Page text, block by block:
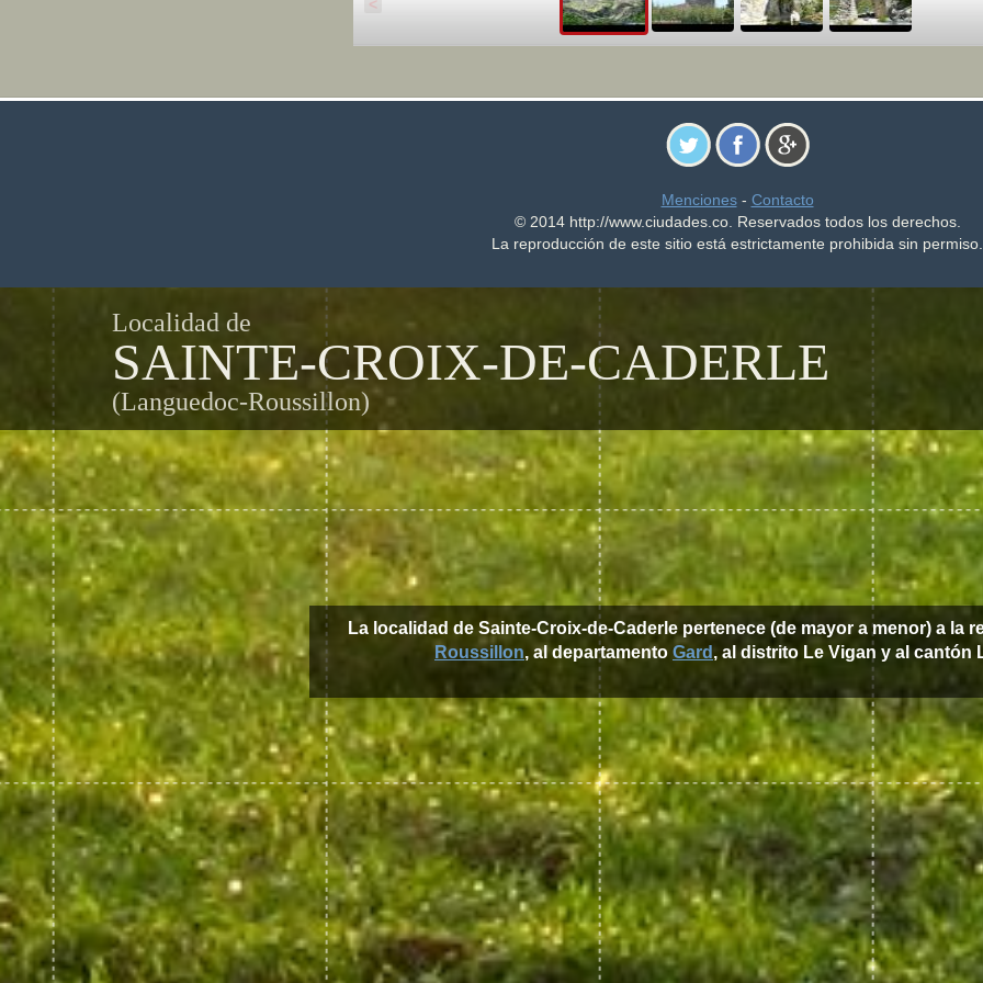
<
Menciones- Contacto
© 2014 http://www.ciudades.co. Reservados todos los derechos.
La reproducción de este sitio está estrictamente prohibida sin permiso.
Localidad de
SAINTE-CROIX-DE-CADERLE
(Languedoc-Roussillon)
La localidad de Sainte-Croix-de-Caderle pertenece (de mayor a menor) a la
Roussillon, al departamento Gard , al distrito Le Vigan y al cantón